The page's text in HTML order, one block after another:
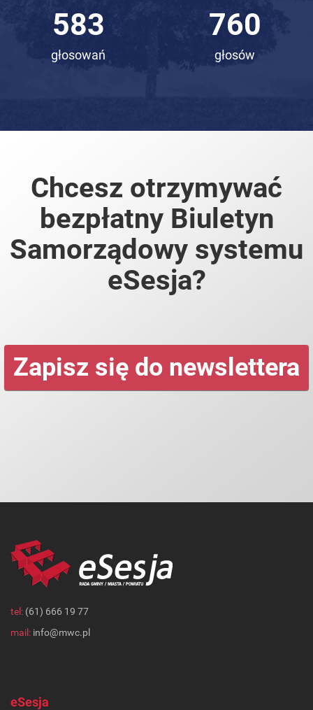
797
głosowań
971
głosów
Chcesz otrzymywać
bezpłatny Biuletyn
Samorządowy systemu
eSesja?
Zapisz się do newslettera
tel: (61) 666 19 77
mail: info@mwc.pl
eSesja